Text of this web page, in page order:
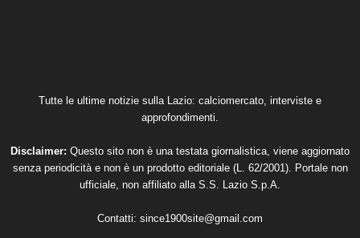
Tutte le ultime notizie sulla Lazio: calciomercato, interviste e
approfondimenti.
Disclaimer: Questo sito non è una testata giornalistica, viene aggiornato
senza periodicità e non è un prodotto editoriale (L. 62/2001). Portale non
ufficiale, non affiliato alla S.S. Lazio S.p.A.
Contatti: since1900site@gmail.com